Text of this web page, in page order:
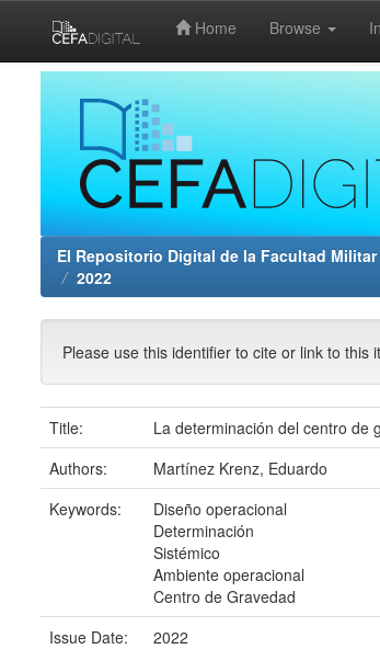
Home Browse
El Repositorio Digital de la Facultad
2022
Please use this identifier to cite or link to this
Title:
La determinación del centro de
Authors:
Martínez Krenz, Eduardo
Keywords:
Diseño operacional
Determinación
Sistémico
Ambiente operacional
Centro de Gravedad
Issue Date:
2022